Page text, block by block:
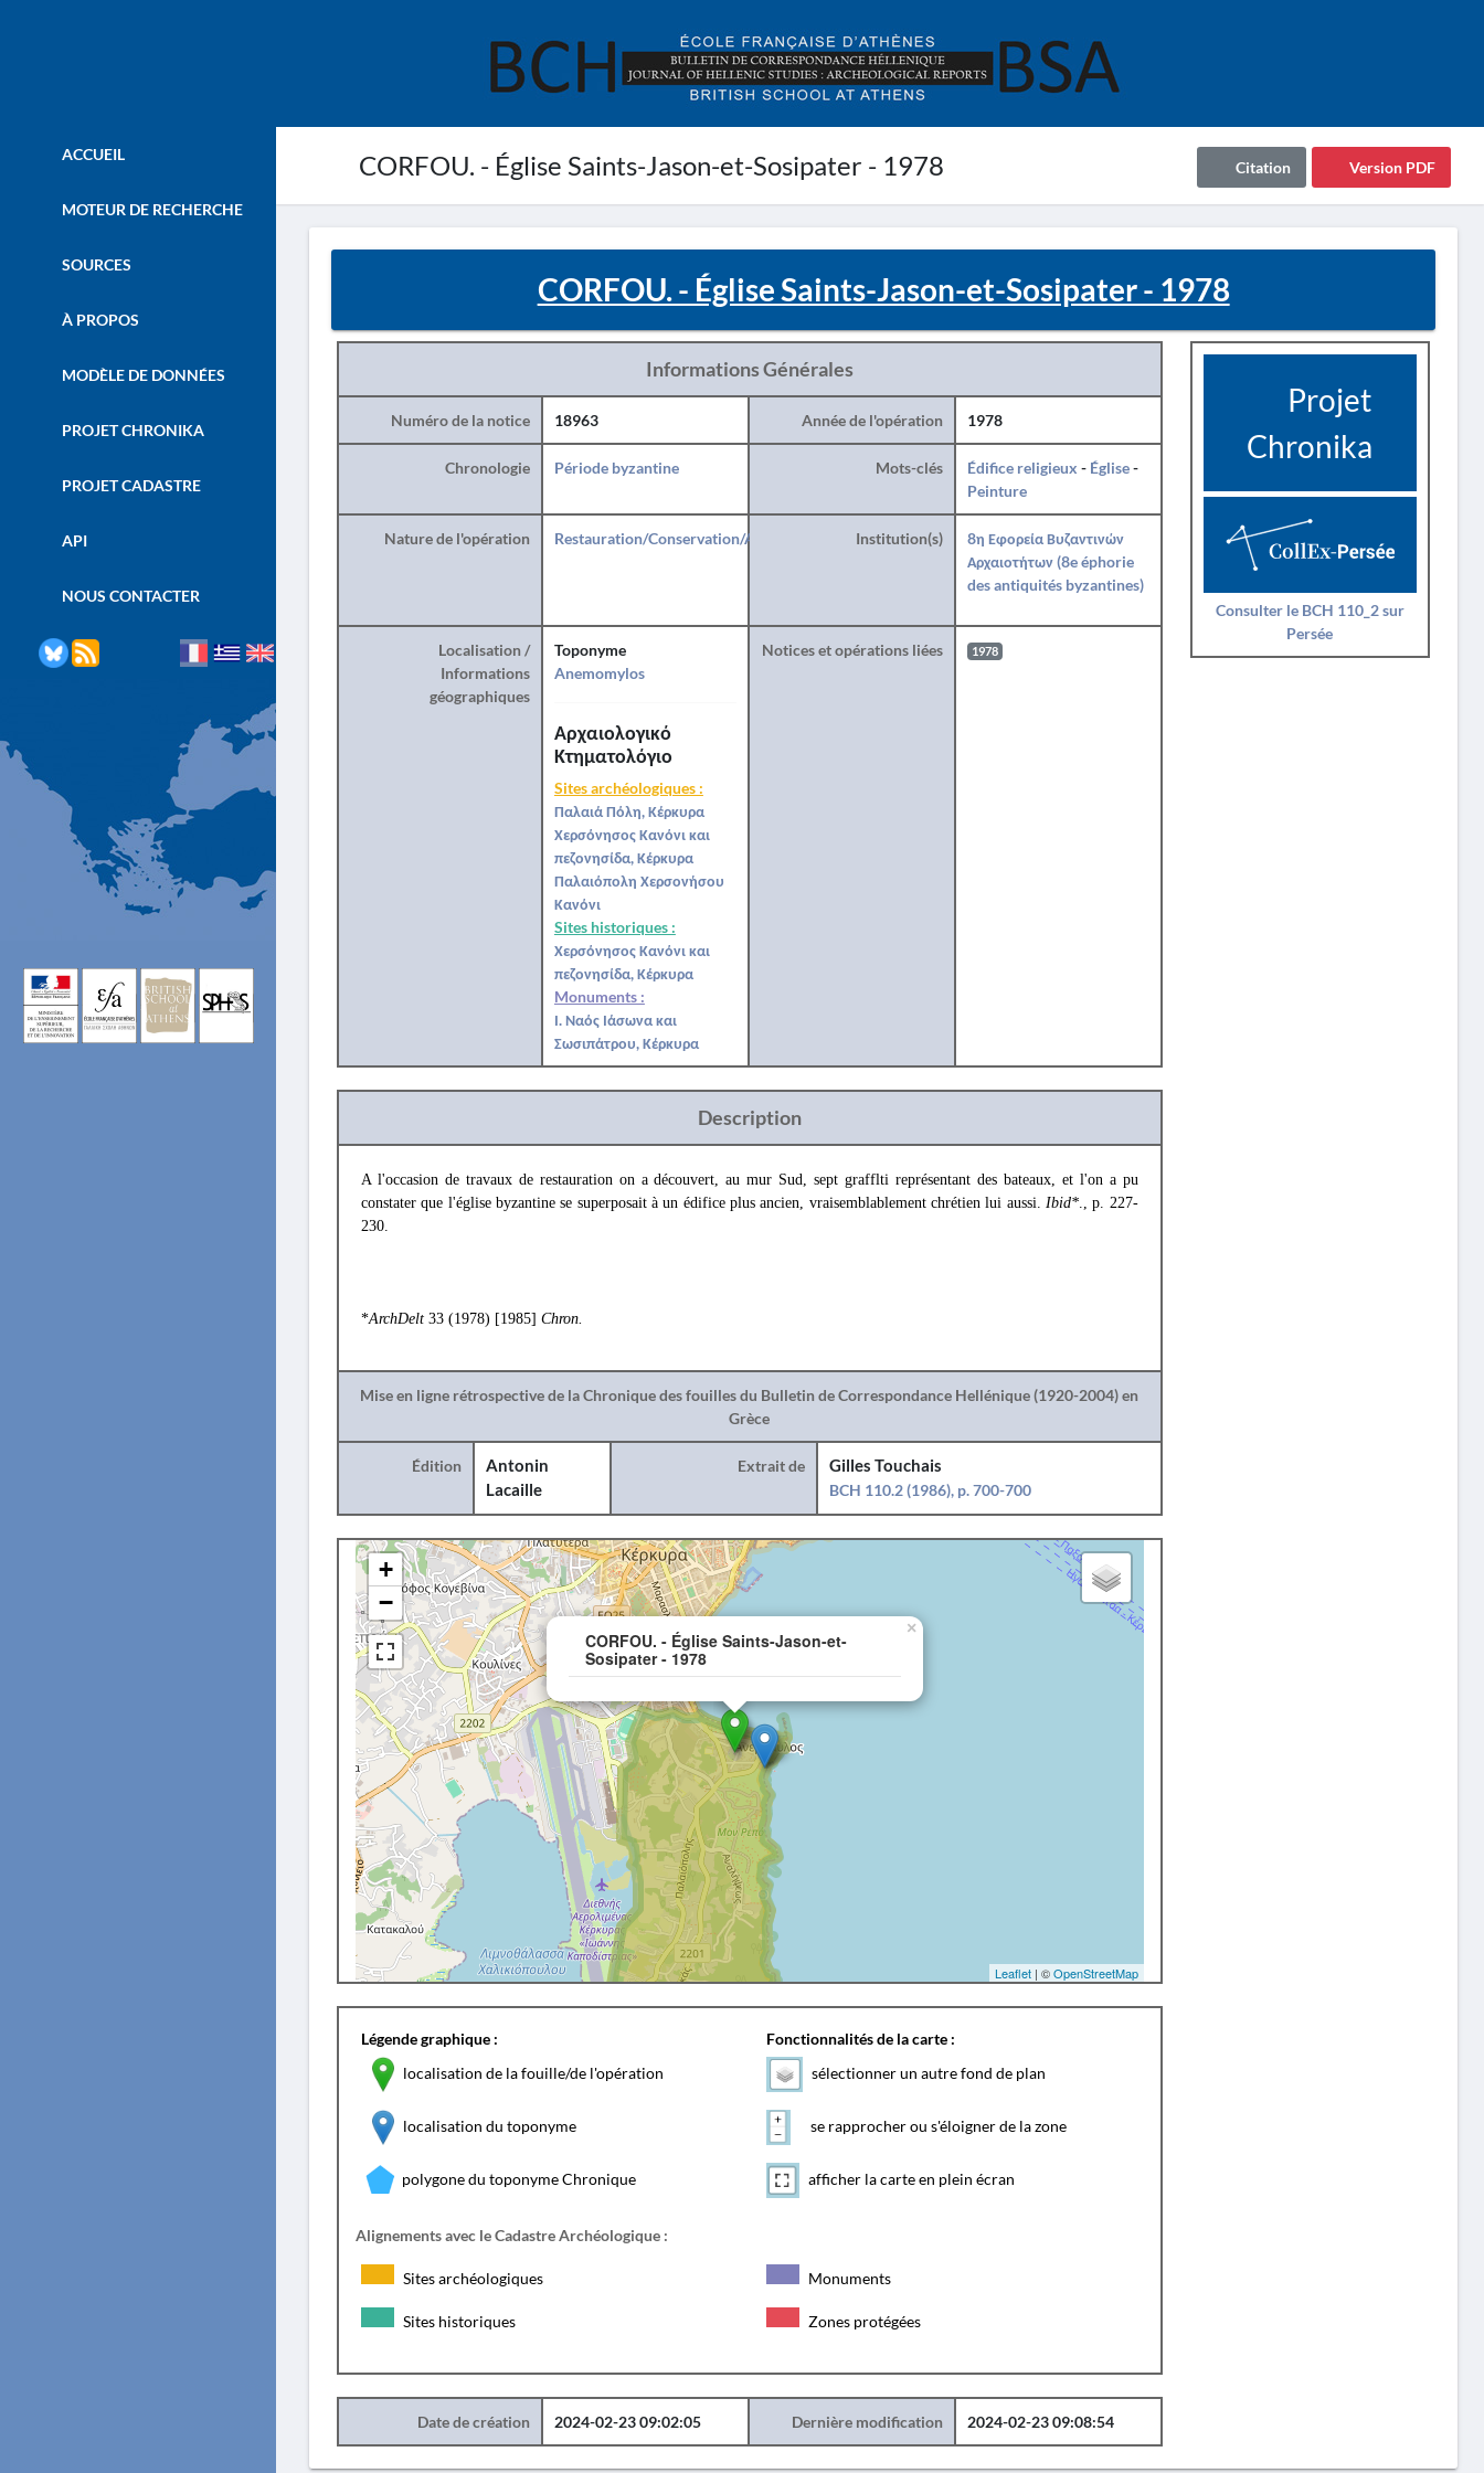
CORFOU. - Église Saints-Jason-et-Sosipater - 1978 Version PDF
Citation
ACCUEIL
MOTEUR DE RECHERCHE
SOURCES
À PROPOS
MODÈLE DE DONNÉES
PROJET CHRONIKA
PROJET CADASTRE
API
NOUS CONTACTER
CORFOU. - Église Saints-Jason-et-Sosipater - 1978
Informations Générales
Numéro de la notice 18963 Année de l'opération 1978
Chronologie Période byzantine Mots-clés Édifice religieux - Église-
Peinture
Nature de l'opération Restauration/Conservation/Anastylose Institution(s)
8η Εφορεία Βυζαντινών
Αρχαιοτήτων (8e éphorie
des antiquités byzantines)
Localisation /
Informations
géographiques
Toponyme
Anemomylos
Αρχαιολογικό
Κτηματολόγιο
Sites archéologiques :
Παλαιά Πόλη, Κέρκυρα
Χερσόνησος Κανόνι και
πεζονησίδα, Κέρκυρα
Παλαιόπολη Χερσονήσου
Κανόνι
Sites historiques :
Χερσόνησος Κανόνι και
πεζονησίδα, Κέρκυρα
Monuments :
Ι. Ναός Ιάσωνα και
Σωσιπάτρου, Κέρκυρα
Notices et opérations liées 1978
Description
A l'occasion de travaux de restauration on a découvert, au mur Sud, sept grafflti représentant des bateaux, et l'on a pu
constater que l'église byzantine se superposait à un édifice plus ancien, vraisemblablement chrétien lui aussi.Ibid*., p. 227-
230.
*ArchDelt 33 (1978) [1985] Chron.
Mise en ligne rétrospective de la Chronique des fouilles du Bulletin de Correspondance Hellénique (1920-2004) en
Grèce
Édition
Antonin
Lacaille
Extrait de
Gilles Touchais
BCH 110.2 (1986), p. 700-700
CORFOU. - Église Saints-Jason-et-
Sosipater - 1978
×
+
−
Leaflet| ©OpenStreetMap
Légende graphique :
localisation de la fouille/de l'opération
localisation du toponyme
polygone du toponyme Chronique
Fonctionnalités de la carte :
sélectionner un autre fond de plan
se rapprocher ou s'éloigner de la zone
afficher la carte en plein écran
Alignements avec le Cadastre Archéologique :
Sites archéologiques Monuments
Sites historiques Zones protégées
Date de création 2024-02-23 09:02:05 Dernière modification 2024-02-23 09:08:54
Projet
Chronika
Consulter le BCH 110_2 sur
Persée